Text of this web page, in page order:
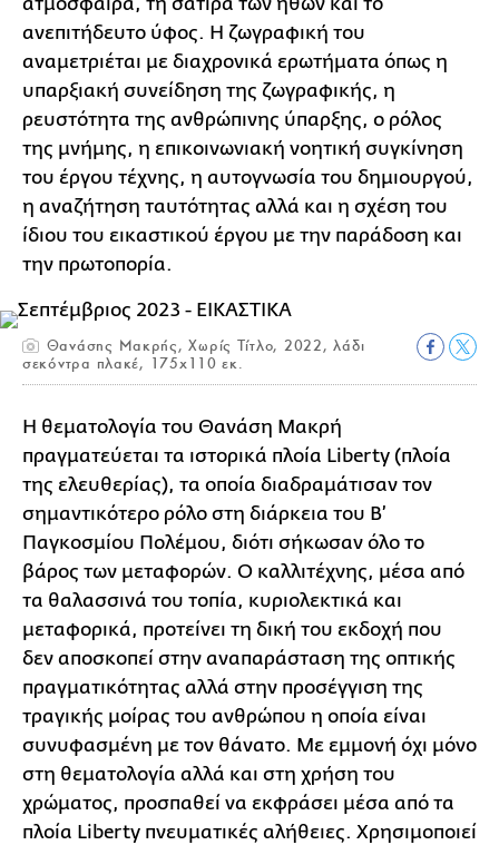
ατμόσφαιρα, τη σάτιρα των ηθών και το
ανεπιτήδευτο ύφος. Η ζωγραφική του
αναμετριέται με διαχρονικά ερωτήματα όπως η
υπαρξιακή συνείδηση της ζωγραφικής, η
ρευστότητα της ανθρώπινης ύπαρξης, ο ρόλος
της μνήμης, η επικοινωνιακή νοητική συγκίνηση
του έργου τέχνης, η αυτογνωσία του δημιουργού,
η αναζήτηση ταυτότητας αλλά και η σχέση του
ίδιου του εικαστικού έργου με την παράδοση και
την πρωτοπορία.
Θανάσης Μακρής, Χωρίς Τίτλο, 2022, λάδι
σεκόντρα πλακέ, 175x110 εκ.
Η θεματολογία του Θανάση Μακρή
πραγματεύεται τα ιστορικά πλοία Liberty (πλοία
της ελευθερίας), τα οποία διαδραμάτισαν τον
σημαντικότερο ρόλο στη διάρκεια του Β’
Παγκοσμίου Πολέμου, διότι σήκωσαν όλο το
βάρος των μεταφορών. Ο καλλιτέχνης, μέσα από
τα θαλασσινά του τοπία, κυριολεκτικά και
μεταφορικά, προτείνει τη δική του εκδοχή που
δεν αποσκοπεί στην αναπαράσταση της οπτικής
πραγματικότητας αλλά στην προσέγγιση της
τραγικής μοίρας του ανθρώπου η οποία είναι
συνυφασμένη με τον θάνατο. Με εμμονή όχι μόνο
στη θεματολογία αλλά και στη χρήση του
χρώματος, προσπαθεί να εκφράσει μέσα από τα
πλοία Liberty πνευματικές αλήθειες. Χρησιμοποιεί